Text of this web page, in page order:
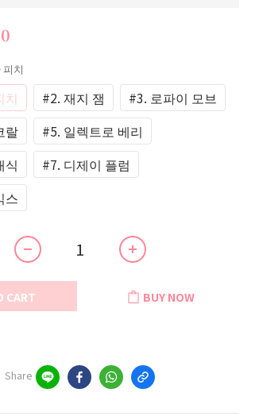
피치
치 #2. 재지 잼
#3. 로파이 모브
랄
#5. 일렉트로 베리
식
#7. 디제이 플럼
스
CART BUY NOW
Share